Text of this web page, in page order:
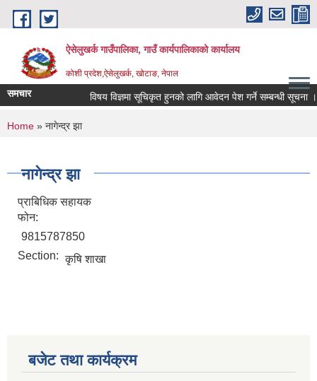
Skip to main content
ऐसेलुखर्क गाउँपालिका, गाउँ कार्यपालिकाको कार्यालय
कोशी प्रदेश,ऐसेलुखर्क, खोटाङ, नेपाल
समचार विषय विज्ञमा सूचिकृत हुनको लागि आवेदन पेश गर्ने सम्बन्धी सूचना ।
You are here
Home » नागेन्द्र झा
नागेन्द्र झा
प्राबिधिक सहायक
फोन:
9815787850
Section: कृषि शाखा
बजेट तथा कार्यक्रम